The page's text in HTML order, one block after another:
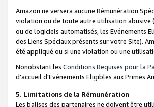
Amazon ne versera aucune Rémunération
violation ou de toute autre utilisation abusive
ou de logiciels automatisés, les Evénements
des Liens Spéciaux présents sur votre Site).
été appliqué ou si une violation ou une
Nonobstant les Conditions Requises pour la
d'accueil d'Evénements Eligibles aux Primes
5. Limitations de la Rémunération
Les balises des partenaires ne doivent être